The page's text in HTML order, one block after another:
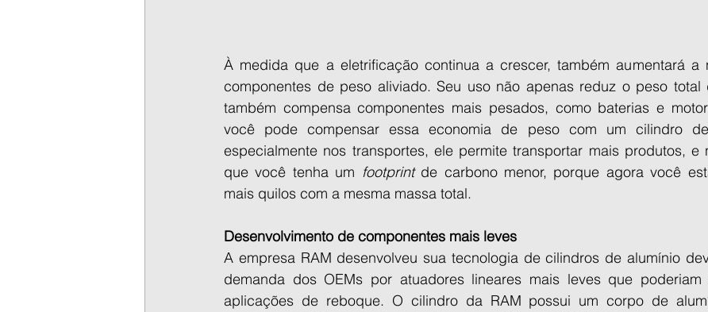
À medida que a eletrificação continua a crescer, também aumentará a
componentes de peso aliviado. Seu uso não apenas reduz o peso total
também compensa componentes mais pesados, como baterias e
você pode compensar essa economia de peso com um cilindro
especialmente nos transportes, ele permite transportar mais produtos, e
que você tenha um footprint de carbono menor, porque agora você
mais quilos com a mesma massa total.
Desenvolvimento de componentes mais leves
A empresa RAM desenvolveu sua tecnologia de cilindros de alumínio
demanda dos OEMs por atuadores lineares mais leves que
aplicações de reboque. O cilindro da RAM possui um corpo de